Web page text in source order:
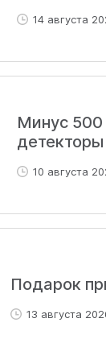
14 августа
Минус 500
детекторы
10 августа
Подарок
13 августа